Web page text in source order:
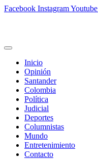
Facebook InstagramYoutube
Inicio
Opinión
Santander
Colombia
Política
Judicial
Deportes
Columnistas
Mundo
Entretenimiento
Contacto